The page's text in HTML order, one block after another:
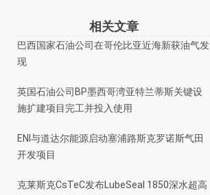
相关文章
巴西国家石油公司在哥伦比亚近海新获油气发
现
英国石油公司BP墨西哥湾亚特兰蒂斯关键设
施扩建项目完工并投入使用
ENI与道达尔能源启动塞浦路斯克罗诺斯气田
开发项目
克莱斯克CsTeC发布LubeSeal 1850深水超高